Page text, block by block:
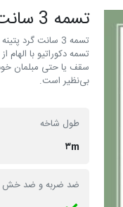
تسمه 3 سانت گرد پتينت خاکستری 4308
تسمه 3 سانت
تسمه دکوراتیو با
سقف یا حتی مبلمان
بی‌نظیر است.
طول شاخه
۳m
ضد ضربه و ضد خش